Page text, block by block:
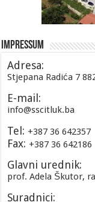
Impressum
Adresa:
Stjepana Radića 7
E-mail:
info@sscitluk.ba
Tel: +387 36 642357
Fax: +387 36 642186
Glavni urednik:
prof. Adela Škutor,
Suradnici: